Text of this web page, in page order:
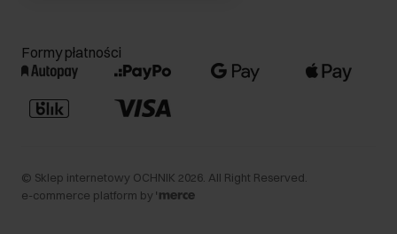
Formy płatności
© Sklep internetowy OCHNIK 2026 . All Right Reserved.
e-commerce platform by